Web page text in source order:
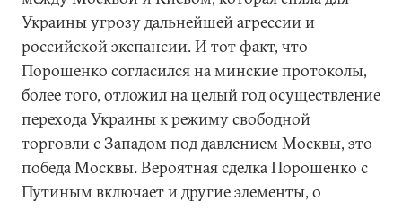
Украины угрозу дальнейшей агрессии и
российской экспансии. И тот факт, что
Порошенко согласился на минские протоколы,
более того, отложил на целый год осуществление
перехода Украины к режиму свободной
торговли с Западом под давлением Москвы, это
победа Москвы. Вероятная сделка Порошенко с
Путиным включает и другие элементы, о